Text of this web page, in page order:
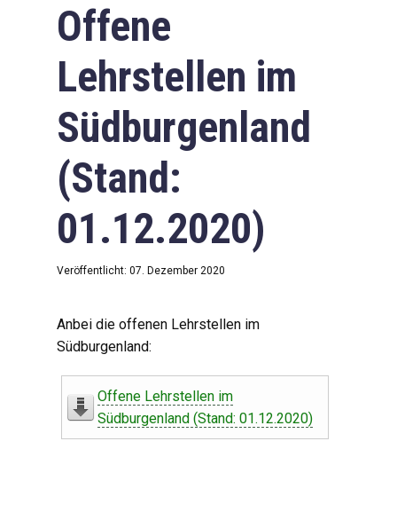
Offene
Lehrstellen im
Südburgenland
(Stand:
01.12.2020)
Veröffentlicht: 07. Dezember 2020
Anbei die offenen Lehrstellen im
Südburgenland:
Offene Lehrstellen im
Südburgenland (Stand: 01.12.2020)